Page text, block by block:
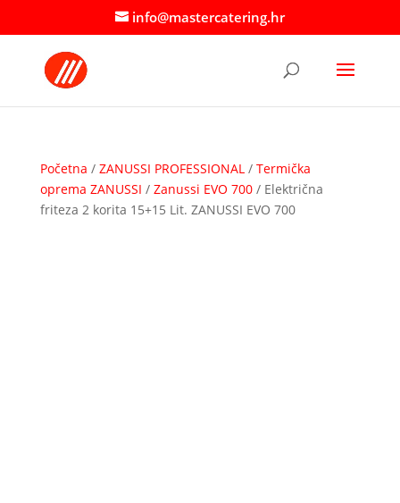
info@mastercatering.hr
Početna / ZANUSSI PROFESSIONAL / Termička
oprema ZANUSSI / Zanussi EVO 700/ Električna
friteza 2 korita 15+15 Lit. ZANUSSI EVO 700